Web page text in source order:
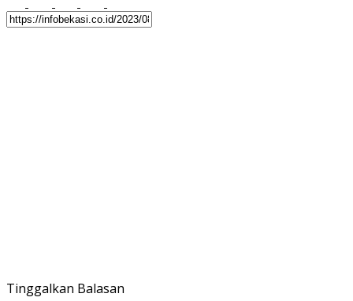
Tinggalkan Balasan